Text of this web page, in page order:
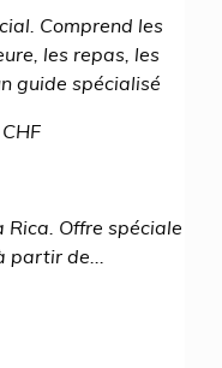
Comprend les
les repas, les
guide spécialisé
Rica. Offre spéciale
de...